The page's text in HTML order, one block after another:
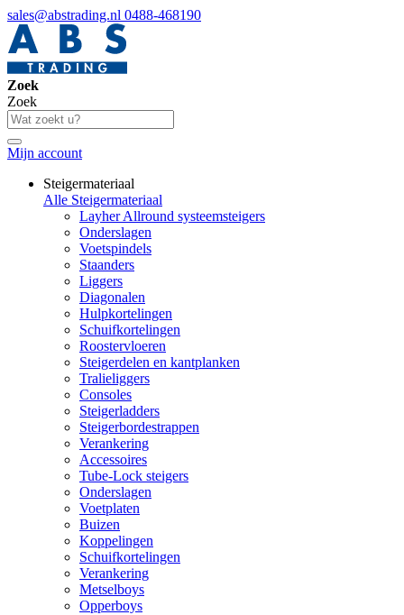
sales@abstrading.nl 0488-468190
Zoek
Zoek
Mijn account
Steigermateriaal
Alle Steigermateriaal
Layher Allround systeemsteigers
Onderslagen
Voetspindels
Staanders
Liggers
Diagonalen
Hulpkortelingen
Schuifkortelingen
Roostervloeren
Steigerdelen en kantplanken
Tralieliggers
Consoles
Steigerladders
Steigerbordestrappen
Verankering
Accessoires
Tube-Lock steigers
Onderslagen
Voetplaten
Buizen
Koppelingen
Schuifkortelingen
Verankering
Metselboys
Opperboys